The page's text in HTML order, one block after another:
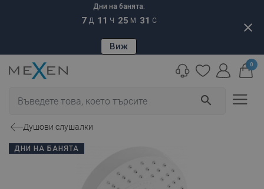
Дни на банята:
7 Д 11 Ч 25 М 30 С
Виж
close
search
0
Душови слушалки
ДНИ НА БАНЯТА